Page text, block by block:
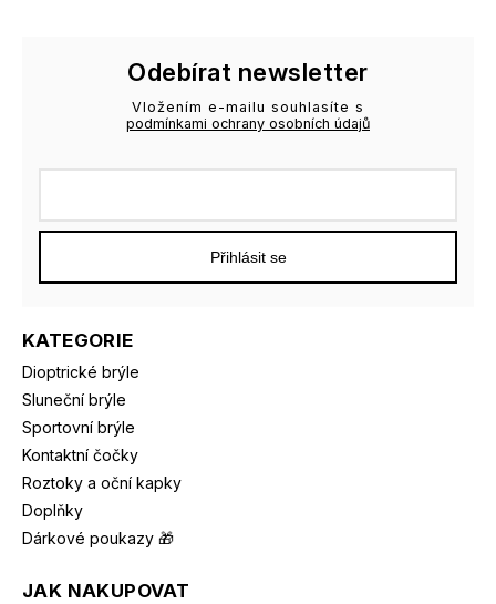
KATEGORIE
Dioptrické brýle
Sluneční brýle
Sportovní brýle
Kontaktní čočky
Roztoky a oční kapky
Doplňky
Dárkové poukazy 🎁
JAK NAKUPOVAT
Odebírat newsletter
Vložením e-mailu souhlasíte s
podmínkami ochrany osobních údajů
Přihlásit se